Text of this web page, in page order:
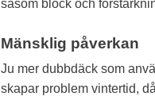
såsom block och
Mänsklig påverkan
Ju mer dubbdäck som
skapar problem vintertid,